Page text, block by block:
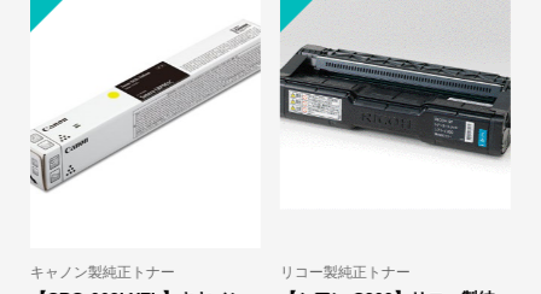
リコー製純正トナー キャノン製純正トナー